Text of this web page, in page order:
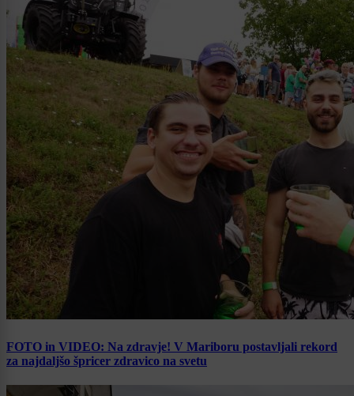
FOTO in VIDEO: Na zdravje! V Mariboru postavljali rekord
za najdaljšo špricer zdravico na svetu